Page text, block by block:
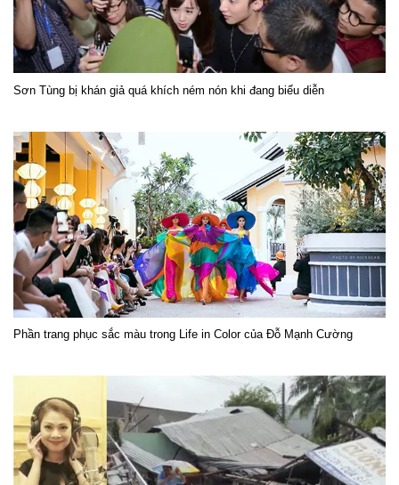
Sơn Tùng bị khán giả quá khích ném nón khi đang biểu diễn
Phần trang phục sắc màu trong Life in Color của Đỗ Mạnh Cường